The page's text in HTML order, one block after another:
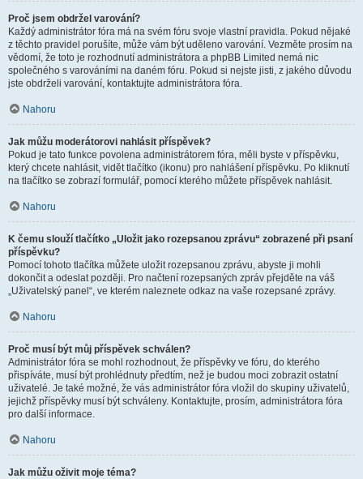
Proč jsem obdržel varování?
Každý administrátor fóra má na svém fóru svoje vlastní pravidla. Pokud nějaké
z těchto pravidel porušíte, může vám být uděleno varování. Vezměte prosím na
vědomí, že toto je rozhodnutí administrátora a phpBB Limited nemá nic
společného s varováními na daném fóru. Pokud si nejste jisti, z jakého důvodu
jste obdrželi varování, kontaktujte administrátora fóra.
Nahoru
Jak můžu moderátorovi nahlásit příspěvek?
Pokud je tato funkce povolena administrátorem fóra, měli byste v příspěvku,
který chcete nahlásit, vidět tlačítko (ikonu) pro nahlášení příspěvku. Po kliknutí
na tlačítko se zobrazí formulář, pomocí kterého můžete příspěvek nahlásit.
Nahoru
K čemu slouží tlačítko „Uložit jako rozepsanou zprávu“ zobrazené při psaní
příspěvku?
Pomocí tohoto tlačítka můžete uložit rozepsanou zprávu, abyste ji mohli
dokončit a odeslat později. Pro načtení rozepsaných zpráv přejděte na váš
„Uživatelský panel“, ve kterém naleznete odkaz na vaše rozepsané zprávy.
Nahoru
Proč musí být můj příspěvek schválen?
Administrátor fóra se mohl rozhodnout, že příspěvky ve fóru, do kterého
přispíváte, musí být prohlédnuty předtím, než je budou moci zobrazit ostatní
uživatelé. Je také možné, že vás administrátor fóra vložil do skupiny uživatelů,
jejichž příspěvky musí být schváleny. Kontaktujte, prosím, administrátora fóra
pro další informace.
Nahoru
Jak můžu oživit moje téma?